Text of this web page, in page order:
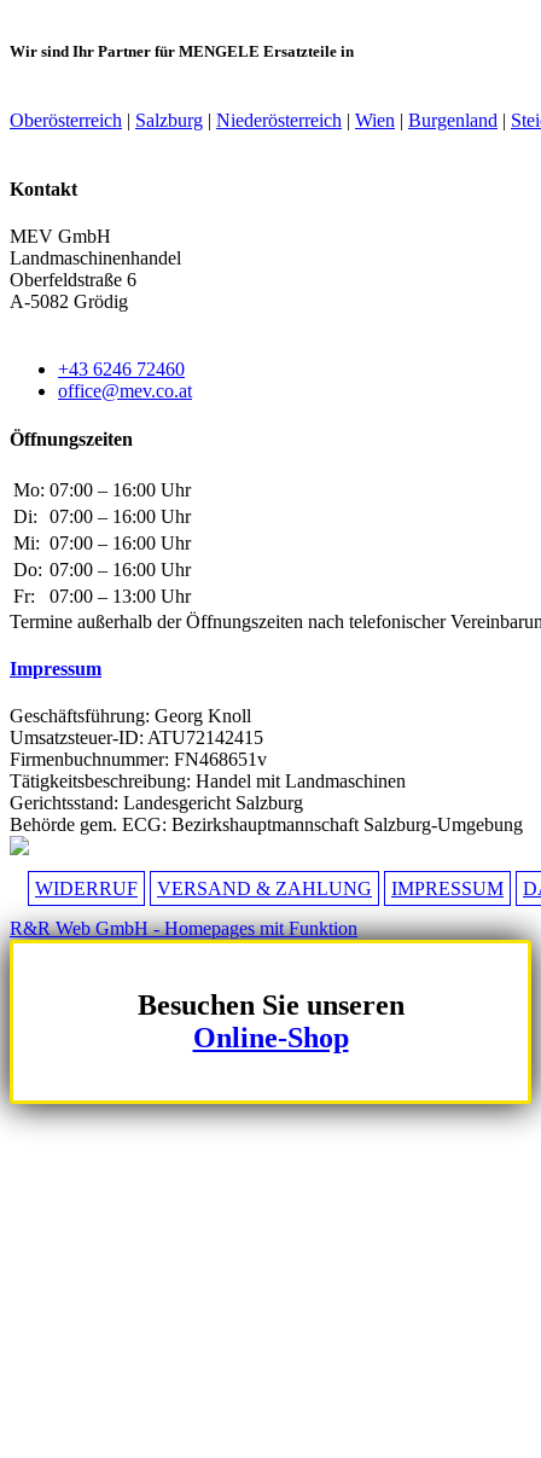
Wir sind Ihr Partner für MENGELE Ersatzteile in
Oberösterreich | Salzburg | Niederösterreich | Wien | Burgenland |
Kontakt
MEV GmbH
Landmaschinenhandel
Oberfeldstraße 6
A-5082 Grödig
+43 6246 72460
office@mev.co.at
Öffnungszeiten
Mo: 07:00 – 16:00 Uhr
Di:
07:00 – 16:00 Uhr
Mi: 07:00 – 16:00 Uhr
Do: 07:00 – 16:00 Uhr
Fr:
07:00 – 13:00 Uhr
Termine außerhalb der Öffnungszeiten nach telefonischer
Impressum
Geschäftsführung: Georg Knoll
Umsatzsteuer-ID: ATU72142415
Firmenbuchnummer: FN468651v
Tätigkeitsbeschreibung: Handel mit Landmaschinen
Gerichtsstand: Landesgericht Salzburg
Behörde gem. ECG: Bezirkshauptmannschaft Salzburg-Umgebung
WIDERRUF VERSAND & ZAHLUNG IMPRESSUM
R&R Web GmbH - Homepages mit Funktion
Besuchen Sie unseren
Online-Shop